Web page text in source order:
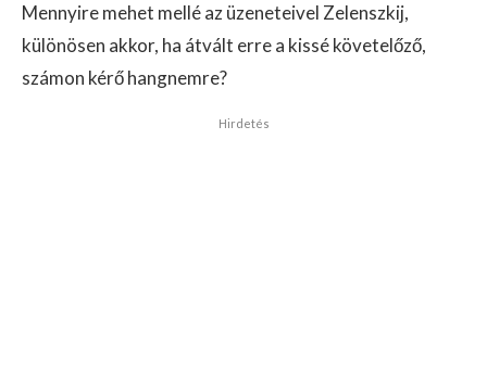
Mennyire mehet mellé az üzeneteivel Zelenszkij,
különösen akkor, ha átvált erre a kissé követelőző,
számon kérő hangnemre?
Hirdetés